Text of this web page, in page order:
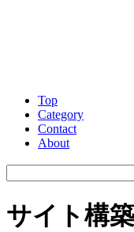
Top
Category
Contact
About
サイト構